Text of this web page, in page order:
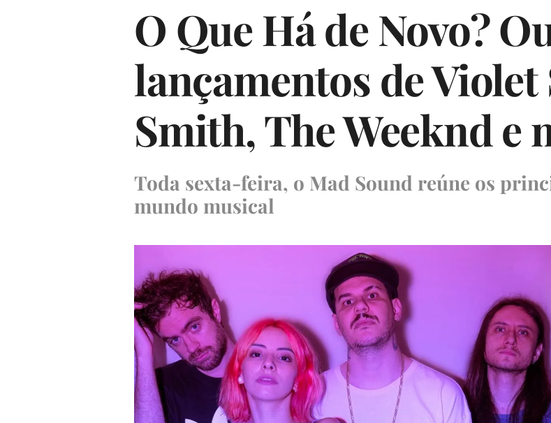
O Que Há de Novo?
lançamentos de Violet
Smith, The Weeknd e
Toda sexta-feira, o Mad Sound reúne os
mundo musical